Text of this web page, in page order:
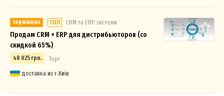
терміново ТОП СRM та ERP системи
Продам CRM + ERP для дистрибьюторов (со
скидкой 65%)
48 025 грн.
Торг
доставка из г.Київ